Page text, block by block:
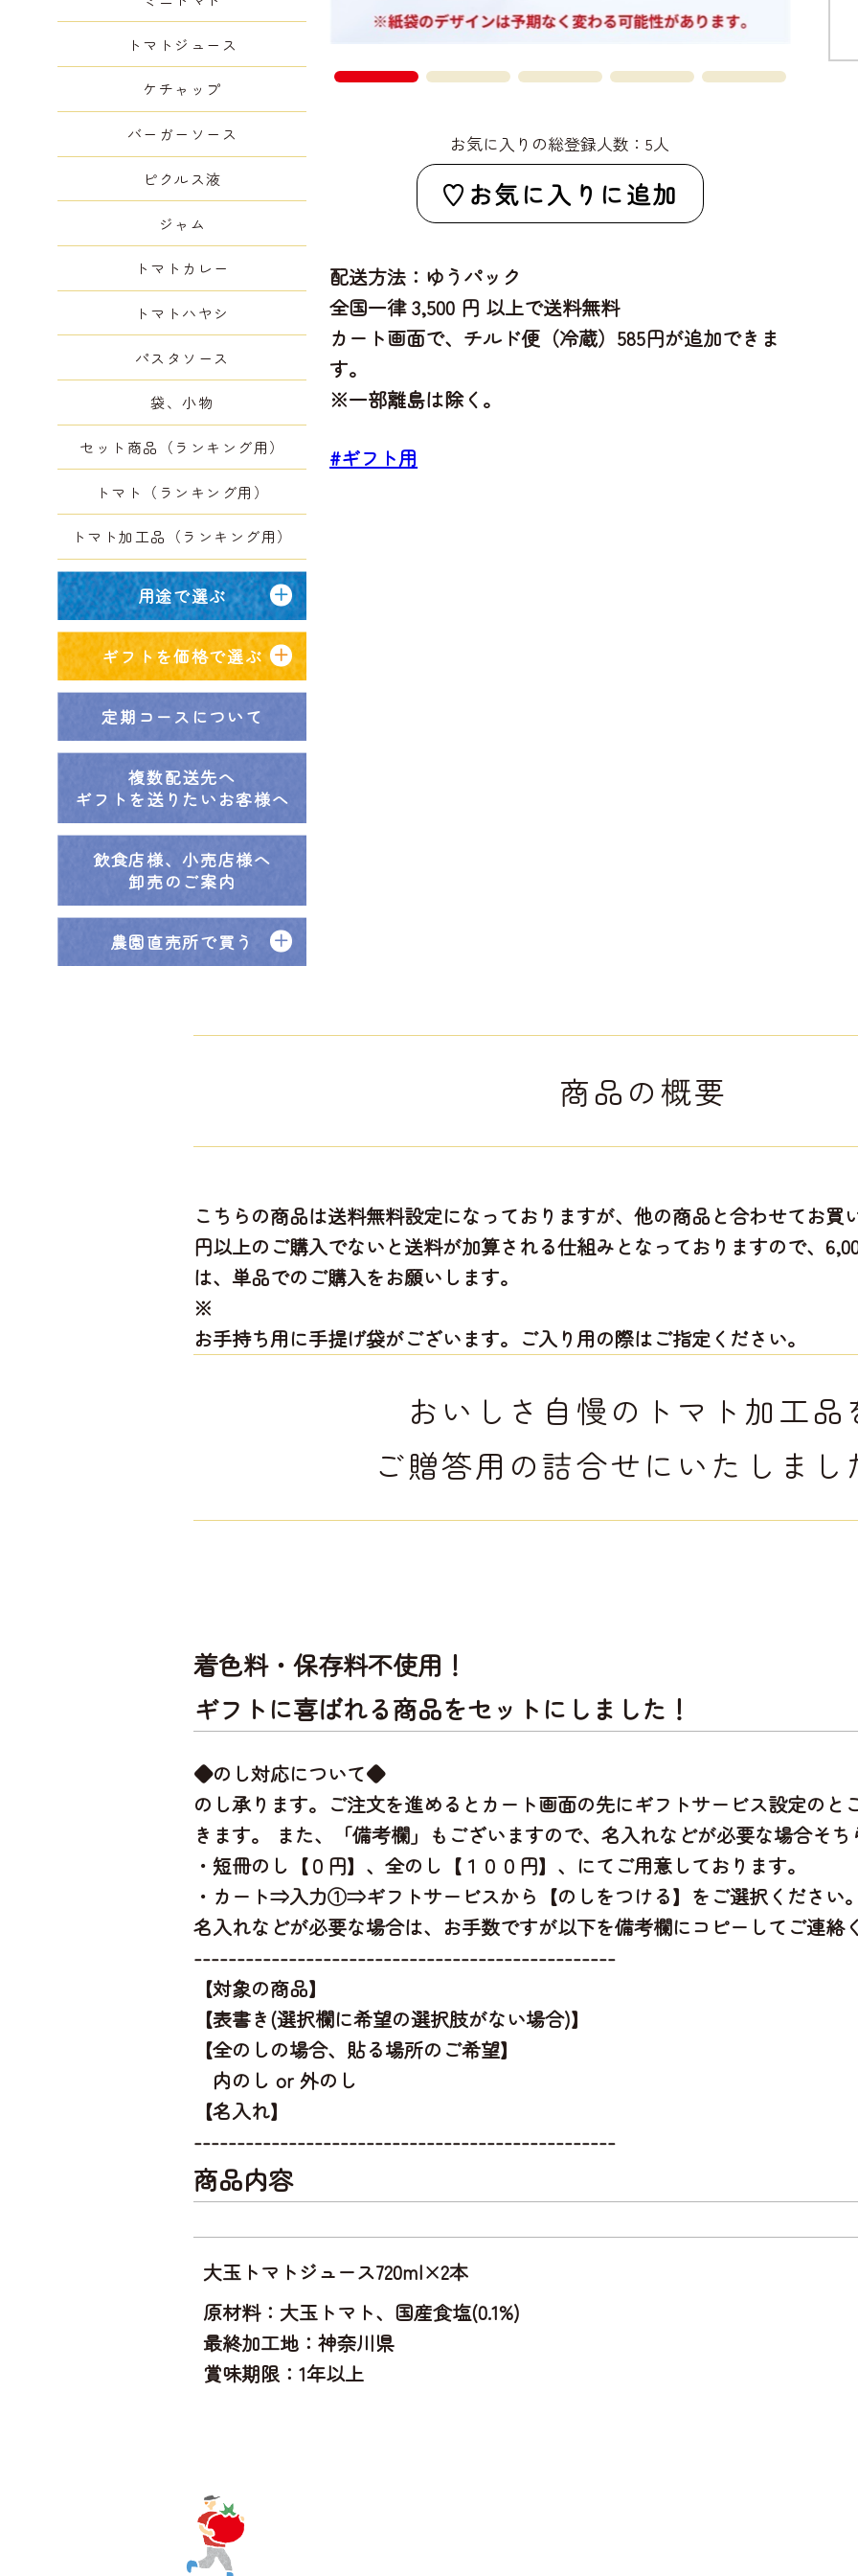
お気に入りの総登録人数：5人
お気に入りに追加
配送方法：ゆうパック
全国一律 3,500 円 以上で送料無料
カート画面で、チルド便（冷蔵）585円が追加できま
す。
※一部離島は除く。
#ギフト用
トマトジュース
ケチャップ
バーガーソース
ピクルス液
ジャム
トマトカレー
トマトハヤシ
パスタソース
袋、小物
セット商品（ランキング用）
トマト（ランキング用）
トマト加工品（ランキング用）
用途で選ぶ
ギフトを価格で選ぶ
定期コースについて
複数配送先へ
ギフトを送りたいお客様へ
飲食店様、小売店様へ
卸売のご案内
農園直売所で買う
商品の概要
こちらの商品は送料無料設定になっておりますが、他の商品と合わせてお買
円以上のご購入でないと送料が加算される仕組みとなっておりますので、
は、単品でのご購入をお願いします。
※
お手持ち用に手提げ袋がございます。ご入り用の際はご指定ください。
おいしさ自慢のトマト加工品
ご贈答用の詰合せにいたしまし
着色料・保存料不使用！
ギフトに喜ばれる商品をセットにしました！
◆のし対応について◆
のし承ります。ご注文を進めるとカート画面の先にギフトサービス設定のと
きます。 また、「備考欄」もございますので、名入れなどが必要な場合そ
・短冊のし【０円】、全のし【１００円】、にてご用意しております。
・カート⇒入力①⇒ギフトサービスから【のしをつける】をご選択ください
名入れなどが必要な場合は、お手数ですが以下を備考欄にコピーしてご連絡
-------------------------------------------------
【対象の商品】
【表書き(選択欄に希望の選択肢がない場合)】
【全のしの場合、貼る場所のご希望】
内のし or 外のし
【名入れ】
-------------------------------------------------
商品内容
大玉トマトジュース720ml×2本
原材料：大玉トマト、国産食塩(0.1%)
最終加工地：神奈川県
賞味期限：1年以上